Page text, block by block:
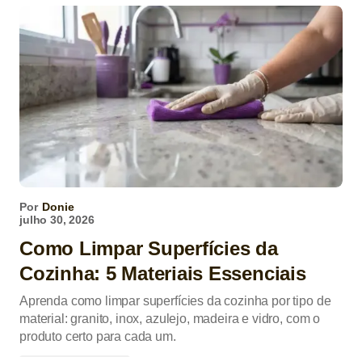
Por Donie
julho 30, 2026
Como Limpar Superfícies da
Cozinha: 5 Materiais Essenciais
Aprenda como limpar superfícies da cozinha por tipo de
material: granito, inox, azulejo, madeira e vidro, com o
produto certo para cada um.